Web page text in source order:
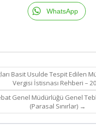
WhatsApp
Basit Usulde Tespit Edilen
Vergisi İstisnası Rehberi –
Genel Müdürlüğü Genel
(Parasal Sınırlar) →